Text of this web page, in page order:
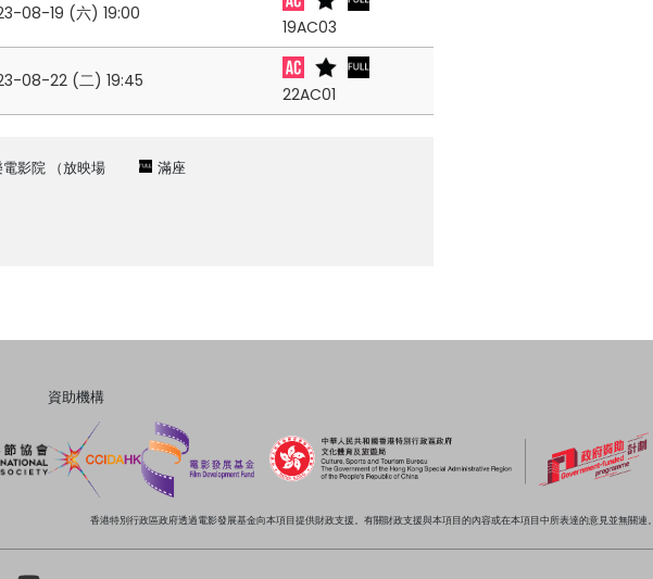
08-19 (六) 19:00
19AC03
08-22 (二) 19:45
22AC01
影院 （放映場
滿座
資助機構
香港特別行政區政府透過電影發展基金向本項目提供財政支援。有關財政支援與本項目的內容或在本項目中所表達的意見並無關連。